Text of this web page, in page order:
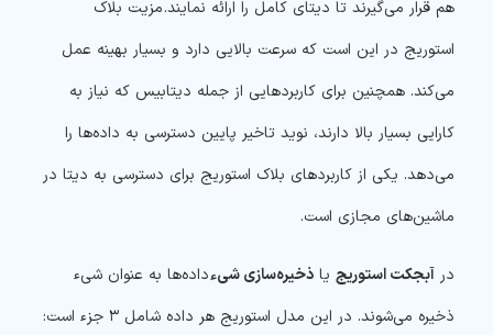
هم قرار می‌گیرند تا دیتای کامل را ارائه نمایند. مزیت بلاک
استوریج در این است که سرعت بالایی دارد و بسیار بهینه عمل
می‌کند. همچنین برای کاربردهایی از جمله دیتابیس که نیاز به
کارایی بسیار بالا دارند، نوید تاخیر پایین دسترسی به داده‌ها را
می‌دهد. یکی از کاربردهای بلاک استوریج برای دسترسی به دیتا در
ماشین‌های مجازی است.
در آبجکت استوریج یا ذخیره‌سازی شیءداده‌ها به عنوان شیء
ذخیره می‌شوند. در این مدل استوریج هر داده شامل ۳ جزء است: